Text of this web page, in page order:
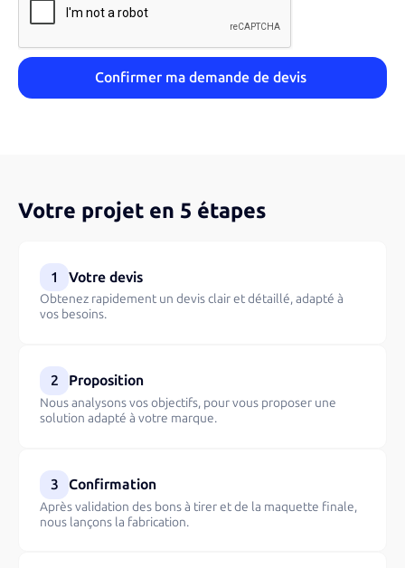
Votre projet en 5 étapes
1 Votre devis
Obtenez rapidement un devis clair et détaillé, adapté à
vos besoins.
2 Proposition
Nous analysons vos objectifs, pour vous proposer une
solution adapté à votre marque.
3 Confirmation
Après validation des bons à tirer et de la maquette finale,
nous lançons la fabrication.